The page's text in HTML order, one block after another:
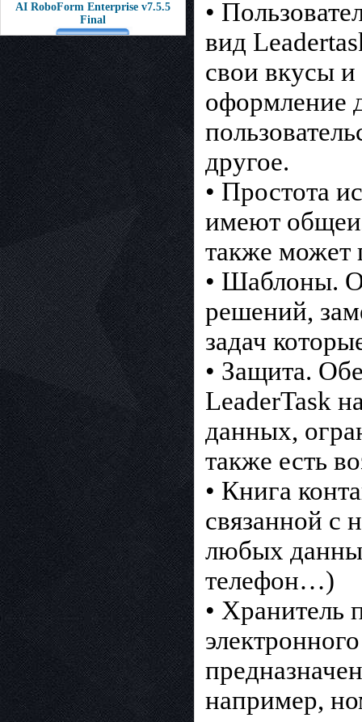
AI RoboForm Enterprise v7.5.5
Final
•
вид
свои вкусы
оформление
другое.
• Простота
имеют
также может
• Шаблоны.
решений,
задач
• Защита.
LeaderTask
данных,
также есть
• Книга
связанной с
любых
телефон…)
• Хранитель
например,